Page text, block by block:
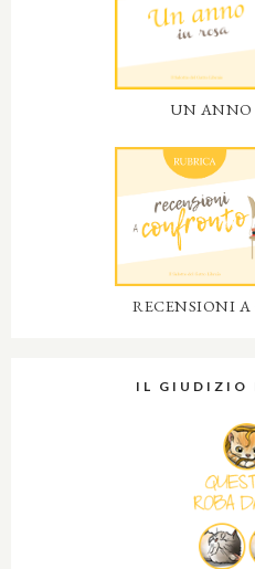
UN ANNO
RECENSIONI
IL GIUDIZIO